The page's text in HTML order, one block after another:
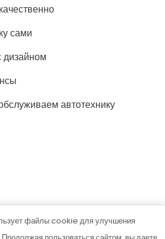
сами
автотехнику
zdor.ru
файлы cookie для улучшения